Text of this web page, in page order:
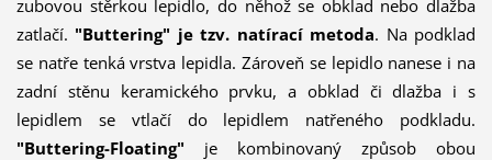
zubovou stěrkou lepidlo, do něhož se obklad nebo dlažba
zatlačí. "Buttering" je tzv. natírací metoda. Na podklad
se natře tenká vrstva lepidla. Zároveň se lepidlo nanese i na
zadní stěnu keramického prvku, a obklad či dlažba i s
lepidlem se vtlačí do lepidlem natřeného podkladu.
"Buttering-Floating" je kombinovaný způsob obou